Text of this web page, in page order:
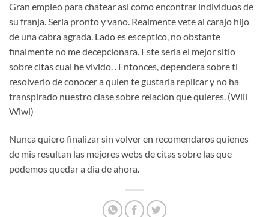
Gran empleo para chatear asi­ como encontrar individuos de
su franja. Seri­a pronto y vano. Realmente vete al carajo hijo
de una cabra agrada. Lado es esceptico, no obstante
finalmente no me decepcionara. Este seri­a el mejor sitio
sobre citas cual he vivido. . Entonces, dependera sobre ti
resolverlo de conocer a quien te gustaria replicar y no ha
transpirado nuestro clase sobre relacion que quieres. (Will
Wiwi)
Nunca quiero finalizar sin volver en recomendaros quienes
de mis resultan las mejores webs de citas sobre las que
podemos quedar a dia de ahora.